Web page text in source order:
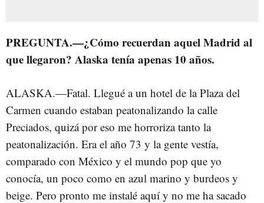
PREGUNTA.—¿Cómo recuerdan aquel Madrid al
que llegaron? Alaska tenía apenas 10 años.
ALASKA.—Fatal. Llegué a un hotel de la Plaza del
Carmen cuando estaban peatonalizando la calle
Preciados, quizá por eso me horroriza tanto la
peatonalización. Era el año 73 y la gente vestía,
comparado con México y el mundo pop que yo
conocía, un poco como en azul marino y burdeos y
beige. Pero pronto me instalé aquí y no me ha sacado